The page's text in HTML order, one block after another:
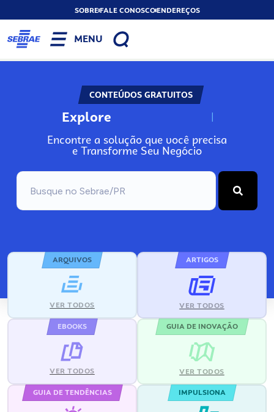
SOBREFALE CONOSCOENDEREÇOS
MENU
CONTEÚDOS GRATUITOS
Explore N
Encontre a solução que você precisa
e Transforme Seu Negócio
ARQUIVOS
VER TODOS
ARTIGOS
VER TODOS
EBOOKS
VER TODOS
GUIA DE INOVAÇÃO
VER TODOS
GUIA DE TENDÊNCIAS IMPULSIONA